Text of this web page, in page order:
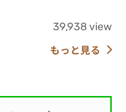
39,938 view
もっと見る